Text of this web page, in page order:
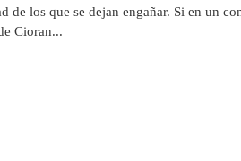
de los que se dejan engañar. Si en un
Cioran...